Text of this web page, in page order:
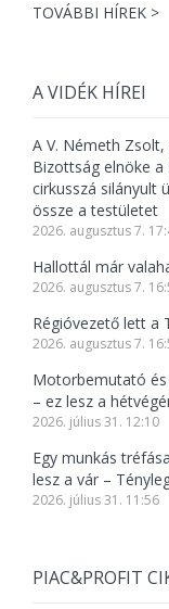
TOVÁBBI HÍREK >
A VIDÉK HÍREI
A V. Németh
Bizottság elnöke
cirkusszá silányult
össze a testületet
2026. augusztus 7.
Hallottál már
2026. augusztus 7.
Régióvezető lett a
2026. augusztus 7.
Motorbemutató és
– ez lesz a
2026. július 31. 12:10
Egy munkás
lesz a vár –
2026. július 31. 11:56
PIAC&PROFIT